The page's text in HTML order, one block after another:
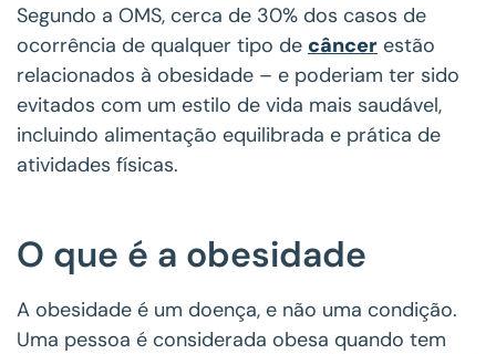
Segundo a OMS, cerca de 30% dos casos de
ocorrência de qualquer tipo de câncer estão
relacionados à obesidade – e poderiam ter sido
evitados com um estilo de vida mais saudável,
incluindo alimentação equilibrada e prática de
atividades físicas.
O que é a obesidade
A obesidade é um doença, e não uma condição.
Uma pessoa é considerada obesa quando tem